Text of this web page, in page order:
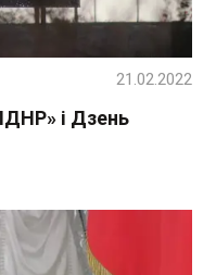
і Дзень
21.02.2022